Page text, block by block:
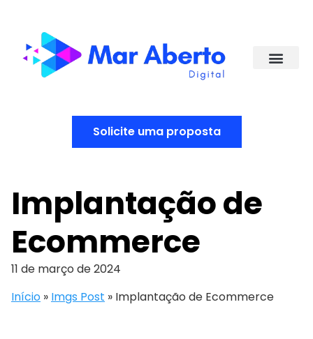
Solicite uma proposta
Implantação de
Ecommerce
11 de março de 2024
Início » Imgs Post » Implantação de Ecommerce